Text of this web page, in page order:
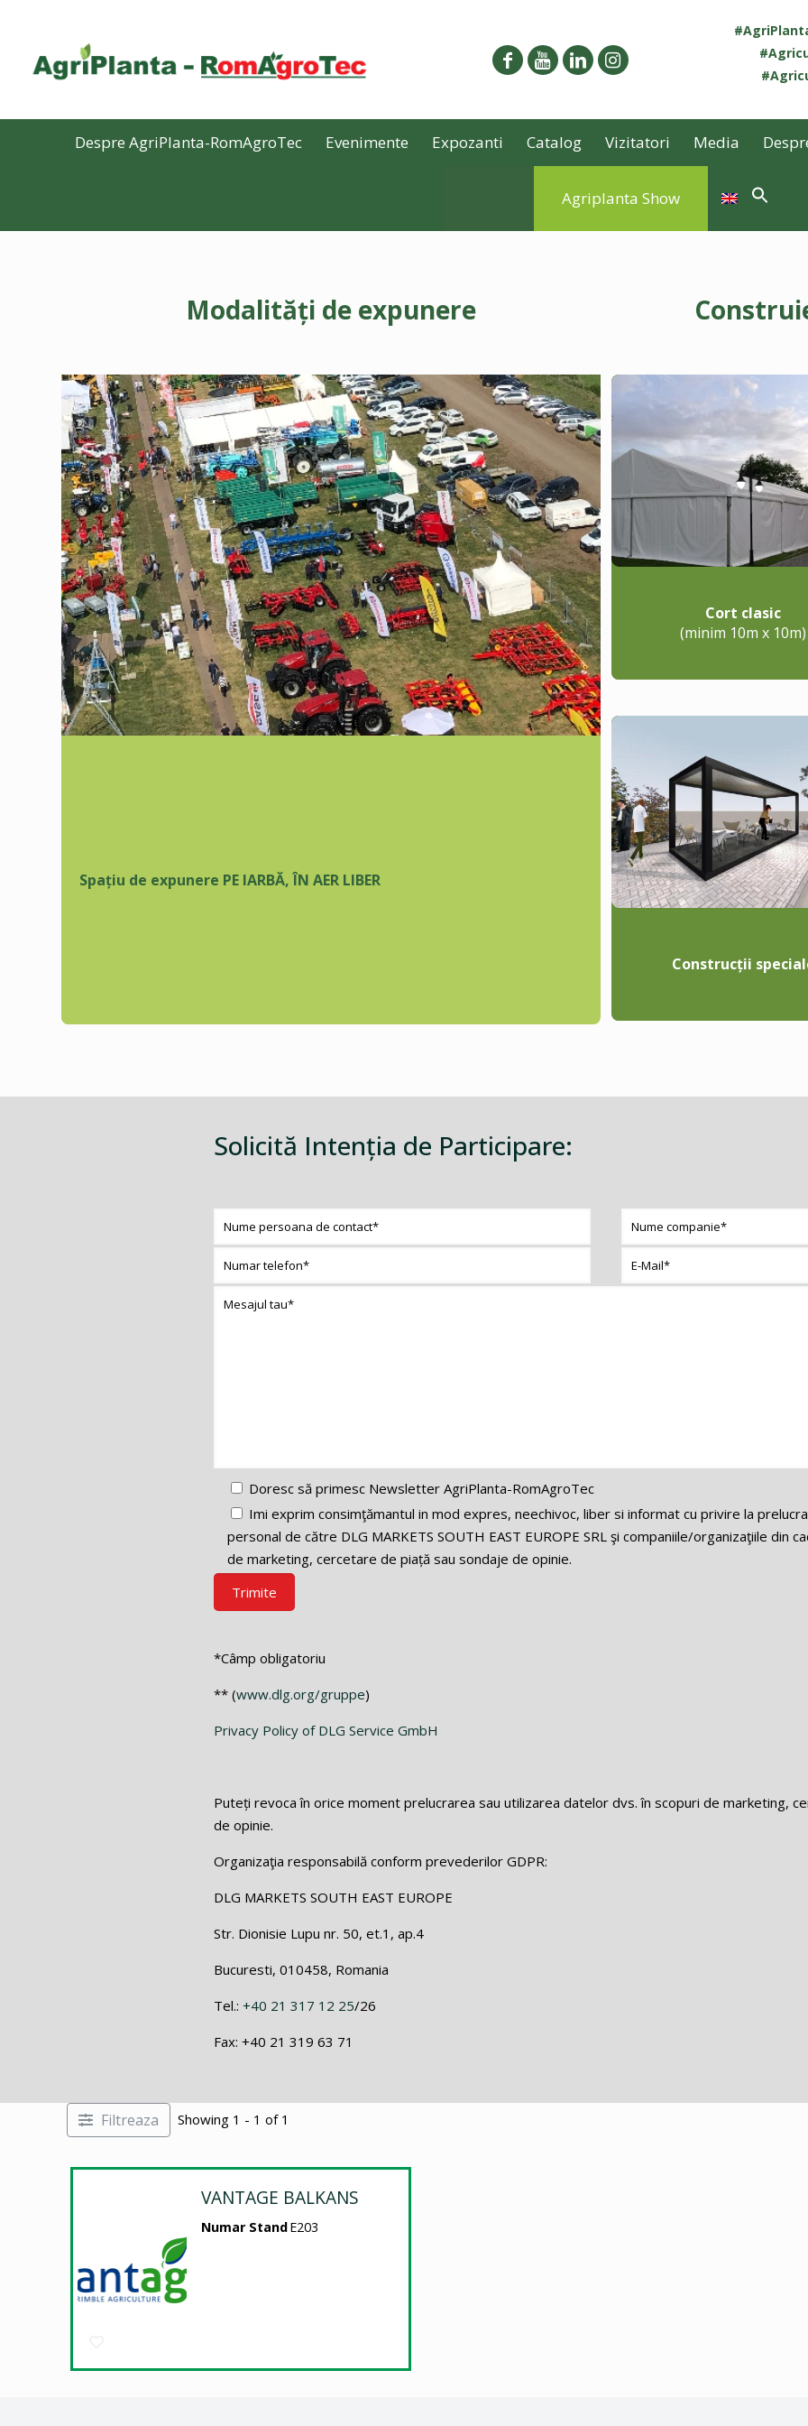
Despre AgriPlanta-RomAgroTec Evenimente Expozanti Catalog Vizitatori Media
Agriplanta Show
Modalități de expunere
Spațiu de expunere PE IARBĂ, ÎN AER LIBER
Cort clasic
(minim 10m x 10m)
Construcții
Solicită Intenţia de Participare:
Doresc să primesc Newsletter AgriPlanta-RomAgroTec
Imi exprim consimţămantul in mod expres, neechivoc, liber si informat cu privire la
personal de către DLG MARKETS SOUTH EAST EUROPE SRL şi companiile/organizaţiile din
de marketing, cercetare de piață sau sondaje de opinie.
*Câmp obligatoriu
** (www.dlg.org/gruppe)
Privacy Policy of DLG Service GmbH
Puteți revoca în orice moment prelucrarea sau utilizarea datelor dvs. în scopuri de marketing,
de opinie.
Organizaţia responsabilă conform prevederilor GDPR:
DLG MARKETS SOUTH EAST EUROPE
Str. Dionisie Lupu nr. 50, et.1, ap.4
Bucuresti, 010458, Romania
Tel.:+40 21 317 12 25/26
Fax: +40 21 319 63 71
Filtreaza Showing 1 - 1 of 1
VANTAGE BALKANS
Numar StandE203